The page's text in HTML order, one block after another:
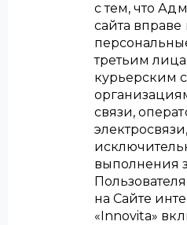
с тем, что
сайта вправе
третьим
курьерским
связи,
электросвязи,
выполнения
на Сайте
«Innovita»